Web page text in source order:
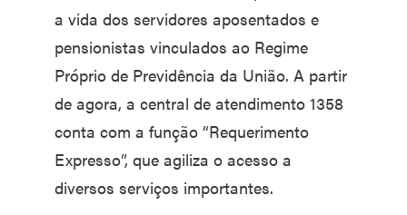
a vida dos servidores aposentados e
pensionistas vinculados ao Regime
Próprio de Previdência da União. A partir
de agora, a central de atendimento 1358
conta com a função “Requerimento
Expresso”, que agiliza o acesso a
diversos serviços importantes.